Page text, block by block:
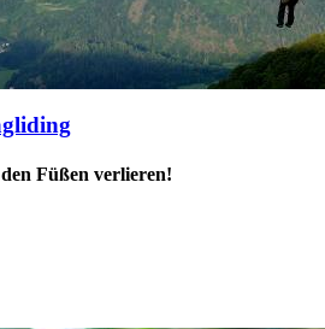
Füßen verlieren!